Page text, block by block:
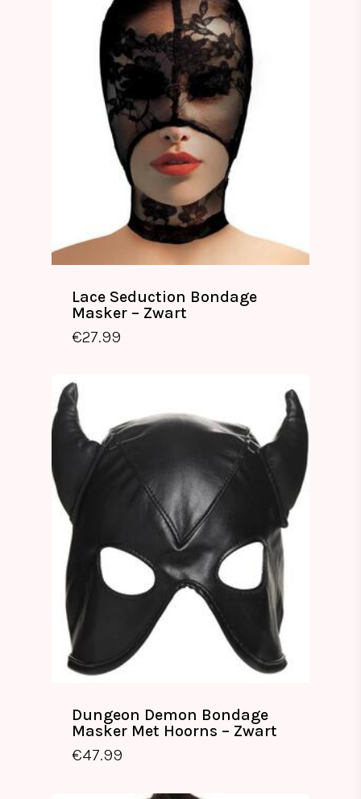
Lace Seduction Bondage
Masker – Zwart
€27.99
€27.99
Dungeon Demon Bondage
Masker Met Hoorns – Zwart
€47.99
€47.99